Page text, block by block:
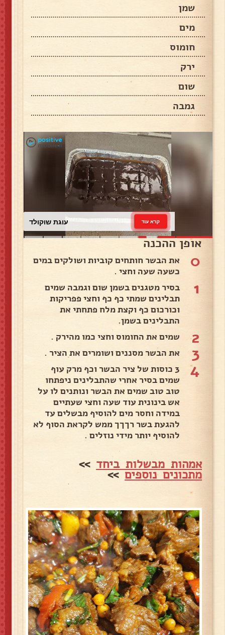
שמן
מים
חומוס
ירק
שום
גמבה
עוגת שוקולד קרא עוד
אופן ההכנה
0
את הבשר חותחים קוביות ושולקים במים
כשעה שעה וחצי .
1
בסיר מטגנים בשמן שום וגמבה שמים
תבלינים שמתי כף כף וחצי פפריקות
וכורכום כף וקצת מלח פתחתי את
התבלינים בשמן.
2 שמים את החומוס וחצי כמו מהירק .
3 את הבשר מסננים ושומרים את הציר .
4
3 כוסות של ציר הבשר וכף מרק עוף
שמים בסיר אחרי שהתבלינים ניפתחו
טוב טוב שמים את הבשר ונותנים לו על
אש בינונית עוד שעה וחצי שעתיים
במידה וחסר מים להוסיף מבשלים עד
להגעת בשר רךךך ממש לקראת הסוף לא
להוסיף יותר מידי נוזלים .
אמהות מבשלות ביחד >>
מתכונים נוספים>>